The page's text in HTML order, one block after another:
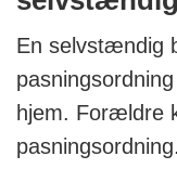
En selvstændig
hjem. Forældre
pasningsordning.